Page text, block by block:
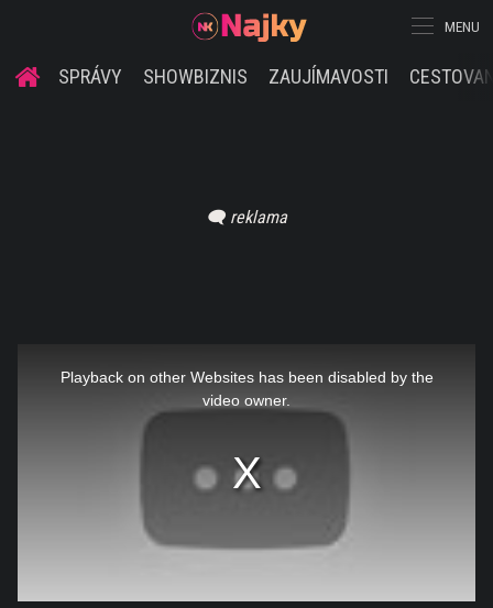
MENU
SPRÁVY SHOWBIZNIS ZAUJÍMAVOSTI
Playback on other Websites has been disabled by the
video owner.